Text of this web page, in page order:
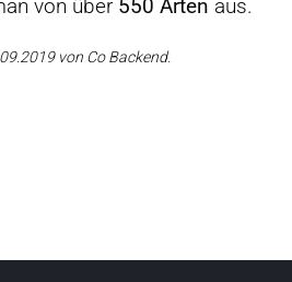
von über 550 Arten aus.
von Co Backend.